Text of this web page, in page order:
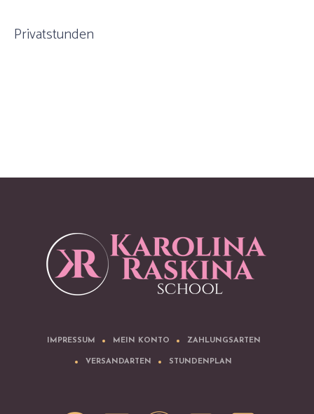
Privatstunden
IMPRESSUM MEIN KONTO ZAHLUNGSARTEN
VERSANDARTEN STUNDENPLAN